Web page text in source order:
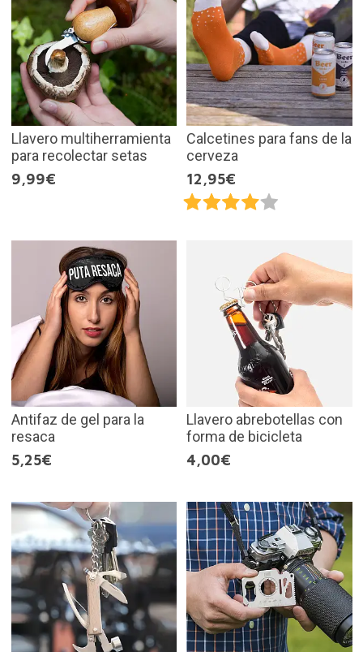
Llavero multiherramienta
para recolectar setas
9,99€
Calcetines para fans de la
cerveza
12,95€
Antifaz de gel para la
resaca
5,25€
Llavero abrebotellas con
forma de bicicleta
4,00€